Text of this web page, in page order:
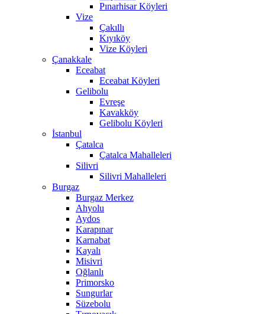
Pınarhisar Köyleri
Vize
Çakıllı
Kıyıköy
Vize Köyleri
Çanakkale
Eceabat
Eceabat Köyleri
Gelibolu
Evreşe
Kavakköy
Gelibolu Köyleri
İstanbul
Çatalca
Çatalca Mahalleleri
Silivri
Silivri Mahalleleri
Burgaz
Burgaz Merkez
Ahyolu
Aydos
Karapınar
Karnabat
Kayalı
Misivri
Oğlanlı
Primorsko
Sungurlar
Süzebolu